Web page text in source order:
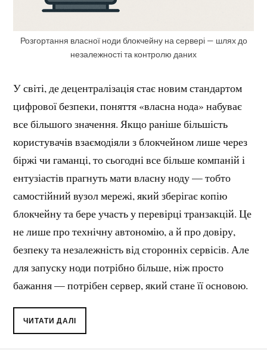
Розгортання власної ноди блокчейну на сервері — шлях до
незалежності та контролю даних
У світі, де децентралізація стає новим стандартом
цифрової безпеки, поняття «власна нода» набуває
все більшого значення. Якщо раніше більшість
користувачів взаємодіяли з блокчейном лише через
біржі чи гаманці, то сьогодні все більше компаній і
ентузіастів прагнуть мати власну ноду — тобто
самостійний вузол мережі, який зберігає копію
блокчейну та бере участь у перевірці транзакцій. Це
не лише про технічну автономію, а й про довіру,
безпеку та незалежність від сторонніх сервісів. Але
для запуску ноди потрібно більше, ніж просто
бажання — потрібен сервер, який стане її основою.
ЧИТАТИ ДАЛІ